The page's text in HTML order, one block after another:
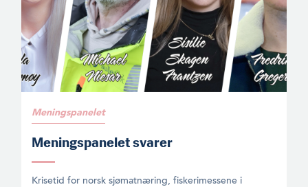
Meningspanelet
Meningspanelet svarer
Krisetid for norsk sjømatnæring, fiskerimessene i